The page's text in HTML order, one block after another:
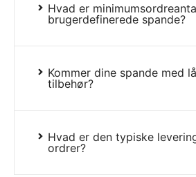
Hvad er
brugerdefinerede spande?
Kommer dine spande med
tilbehør?
Hvad er den typiske
ordrer?